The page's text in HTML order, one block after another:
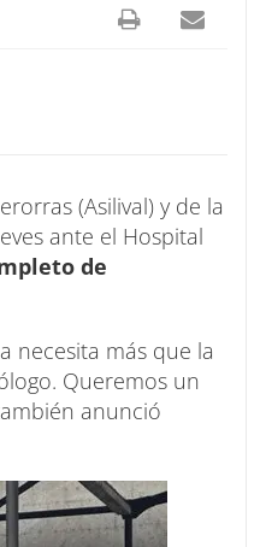
(Asilival) y de la
ante el Hospital
de
necesita más que la
Queremos un
anunció